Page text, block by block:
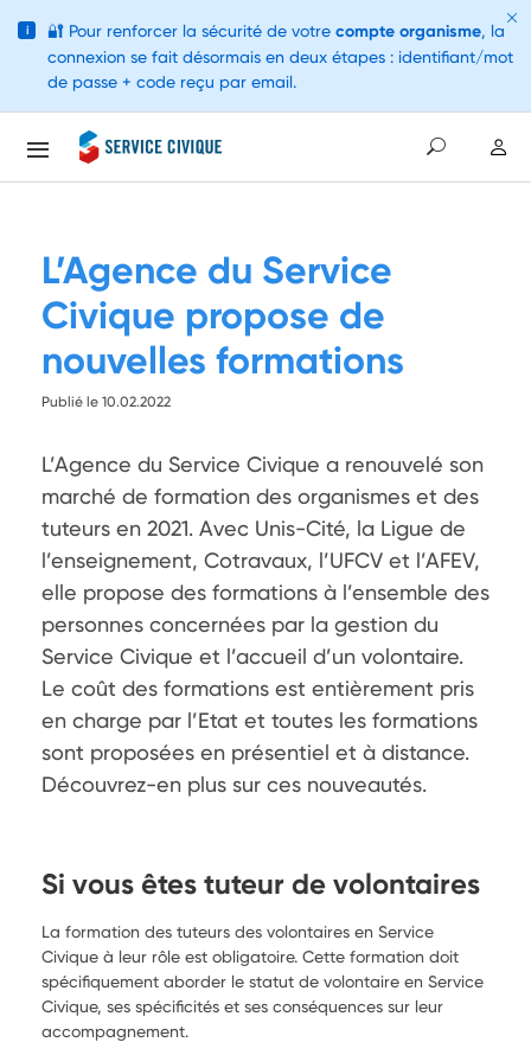
L’Agence du Service
Civique propose de
nouvelles formations
Publié le 10.02.2022
L’Agence du Service Civique a renouvelé son
marché de formation des organismes et des
tuteurs en 2021. Avec Unis-Cité, la Ligue de
l’enseignement, Cotravaux, l’UFCV et l’AFEV,
elle propose des formations à l’ensemble des
personnes concernées par la gestion du
Service Civique et l’accueil d’un volontaire.
Le coût des formations est entièrement pris
en charge par l’Etat et toutes les formations
sont proposées en présentiel et à distance.
Découvrez-en plus sur ces nouveautés.
Si vous êtes tuteur de volontaires
La formation des tuteurs des volontaires en Service
Civique à leur rôle est obligatoire. Cette formation doit
spécifiquement aborder le statut de volontaire en Service
Civique, ses spécificités et ses conséquences sur leur
accompagnement.
i 🔐 Pour renforcer la sécurité de votre compte organisme, la
connexion se fait désormais en deux étapes : identifiant/mot
de passe + code reçu par email.